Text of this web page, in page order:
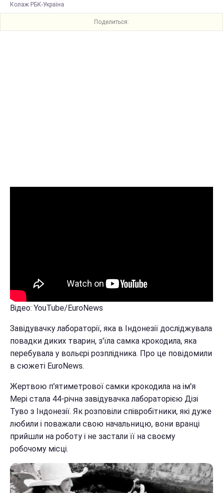
Колаж РБК-Україна
Поделиться:
Відео: YouTube/EuroNews
Завідувачку лабораторії, яка в Індонезії досліджувала
повадки диких тварин, з'їла самка крокодила, яка
перебувала у вольєрі розплідника. Про це повідомили
в сюжеті EuroNews.
Жертвою п'ятиметрової самки крокодила на ім'я
Мері стала 44-річна завідувачка лабораторією Дізі
Туво з Індонезії. Як розповіли співробітники, які дуже
любили і поважали свою начальницю, вони вранці
прийшли на роботу і не застали її на своєму
робочому місці.